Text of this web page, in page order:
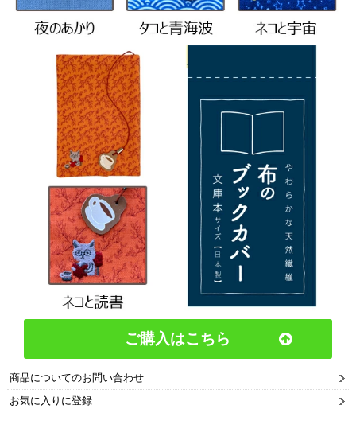
ご購入はこちら
商品についてのお問い合わせ
お気に入りに登録